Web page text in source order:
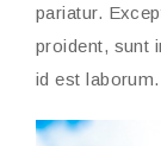
pariatur.
proident, sunt
id est laborum.